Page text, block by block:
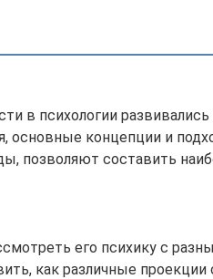
в психологии
основные концепции и
позволяют составить
его психику с
как различные проекции